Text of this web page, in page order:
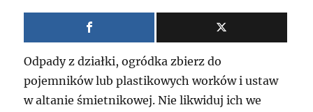
Odpady z działki, ogródka zbierz do
pojemników lub plastikowych worków i ustaw
w altanie śmietnikowej. Nie likwiduj ich we